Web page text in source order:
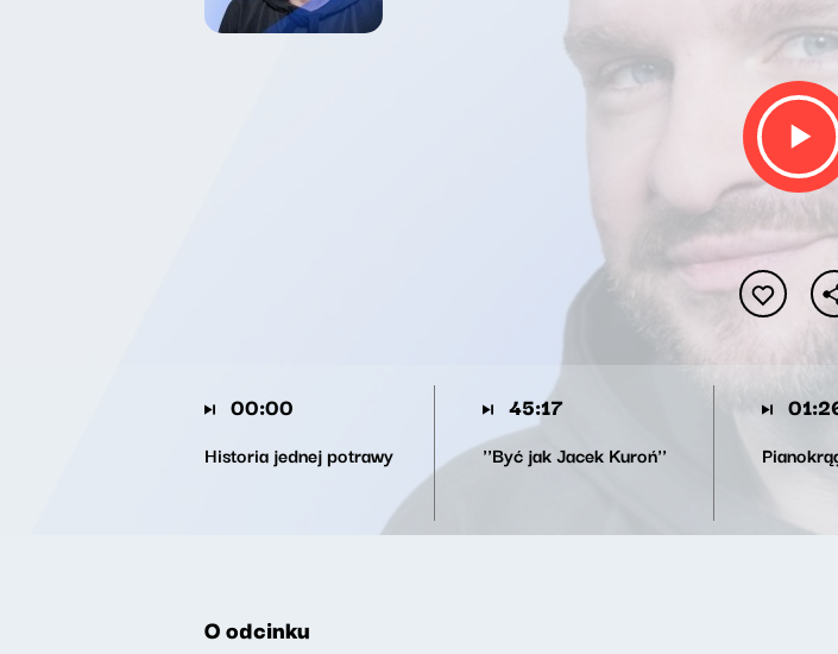
00:00
Historia jednej potrawy
45:17
''Być jak Jacek Kuroń''
O odcinku